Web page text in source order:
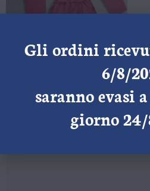
Accappatoio Microfibra
28,80 IVA e trasporto* inclusi
Scegli
Gli ordini
6/8/
saranno evasi
giorno